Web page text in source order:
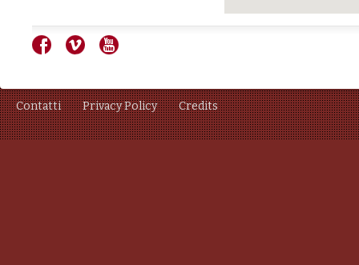
Contatti Privacy Policy Credits